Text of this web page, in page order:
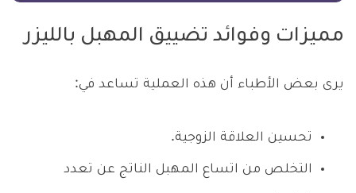
مميزات وفوائد تضييق المهبل بالليزر
يرى بعض الأطباء أن هذه العملية تساعد في:
تحسين العلاقة الزوجية.
التخلص من اتساع المهبل الناتج عن تعدد